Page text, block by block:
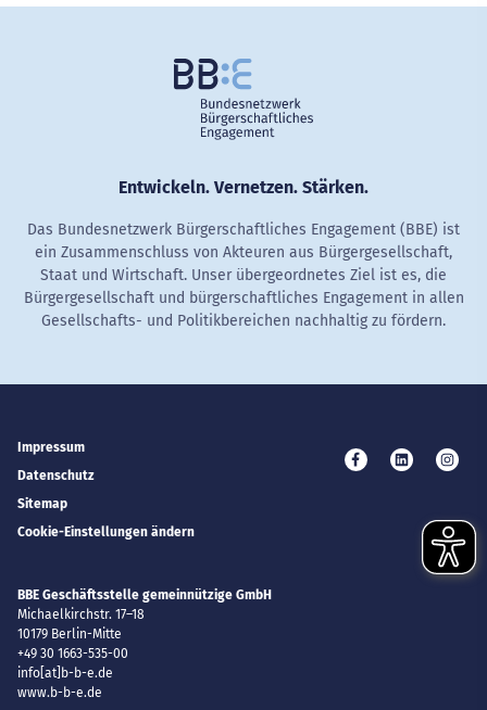
Entwickeln. Vernetzen. Stärken.
Das Bundesnetzwerk Bürgerschaftliches Engagement (BBE) ist
ein Zusammenschluss von Akteuren aus Bürgergesellschaft,
Staat und Wirtschaft. Unser übergeordnetes Ziel ist es, die
Bürgergesellschaft und bürgerschaftliches Engagement in allen
Gesellschafts- und Politikbereichen nachhaltig zu fördern.
Impressum
Datenschutz
Sitemap
Cookie-Einstellungen ändern
Besuchen Sie uns
Besuchen
BBE Geschäftsstelle gemeinnützige GmbH
Michaelkirchstr. 17–18
10179 Berlin-Mitte
+49 30 1663-535-00
E-Mail
info[at]b-b-e.de
Website
www.b-b-e.de